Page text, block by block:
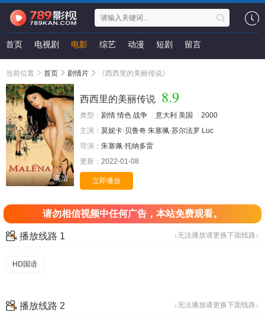
首页 电视剧 电影 综艺 动漫 短剧 留言
当前位置 首页 剧情片 《西西里的美丽传说》
高清
西西里的美丽传说 8.9
类型： 剧情 情色 战争 意大利 美国
2000
主演： 莫妮卡·贝鲁奇 朱塞佩·苏尔法罗 Luc
导演： 朱塞佩·托纳多雷
更新： 2022-01-08
立即播放
请勿相信视频中任何广告，本站免费观看。
↓无法播放请更换下面线路↓
播放线路 1
HD国语
↓无法播放请更换下面线路↓
播放线路 2